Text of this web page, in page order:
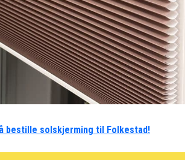
bestille solskjerming til Folkestad!